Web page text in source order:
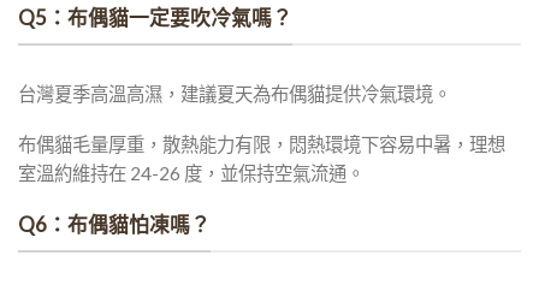
Q5：布偶貓一定要吹冷氣嗎？
台灣夏季高溫高濕，建議夏天為布偶貓提供冷氣環境。
布偶貓毛量厚重，散熱能力有限，悶熱環境下容易中暑，理想
室溫約維持在 24-26 度，並保持空氣流通。
Q6：布偶貓怕凍嗎？